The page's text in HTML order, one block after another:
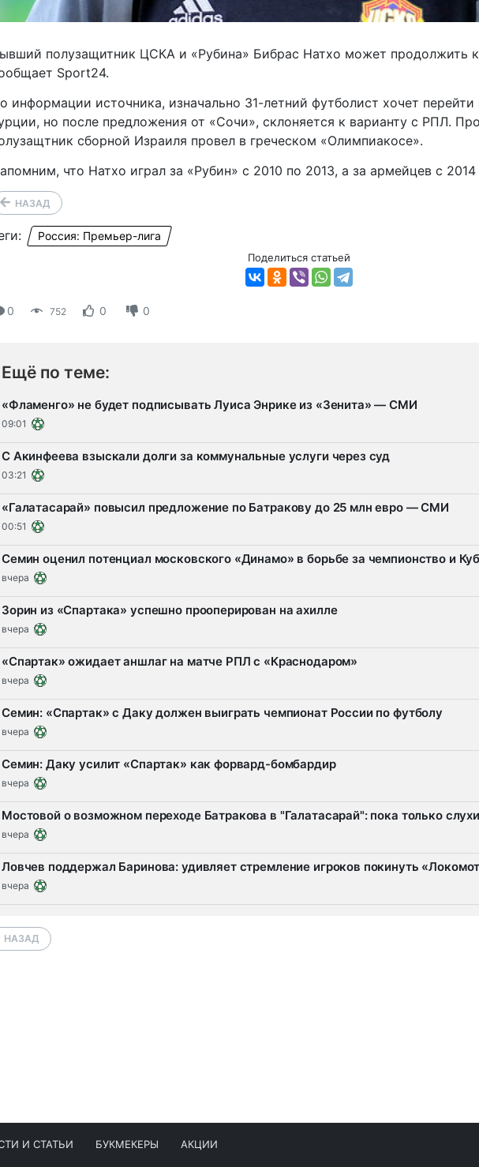
полузащитник ЦСКА и «Рубина» Бибрас Натхо может продолжить
Sport24.
информации источника, изначально 31-летний футболист хочет перейти
но после предложения от «Сочи», склоняется к варианту с РПЛ.
сборной Израиля провел в греческом «Олимпиакосе».
что Натхо играл за «Рубин» с 2010 по 2013, а за армейцев с 2014
НАЗАД
Россия: Премьер-лига
Поделиться статьей
0 752 0 0
Ещё по теме:
«Фламенго» не будет подписывать Луиса Энрике из «Зенита» — СМИ
09:01
С Акинфеева взыскали долги за коммунальные услуги через суд
03:21
«Галатасарай» повысил предложение по Батракову до 25 млн евро — СМИ
00:51
Семин оценил потенциал московского «Динамо» в борьбе за чемпионство и
вчера
Зорин из «Спартака» успешно прооперирован на ахилле
вчера
«Спартак» ожидает аншлаг на матче РПЛ с «Краснодаром»
вчера
Семин: «Спартак» с Даку должен выиграть чемпионат России по футболу
вчера
Семин: Даку усилит «Спартак» как форвард-бомбардир
вчера
Мостовой о возможном переходе Батракова в "Галатасарай": пока только слухи
вчера
Ловчев поддержал Баринова: удивляет стремление игроков покинуть
вчера
НАЗАД
И СТАТЬИ БУКМЕКЕРЫ АКЦИИ